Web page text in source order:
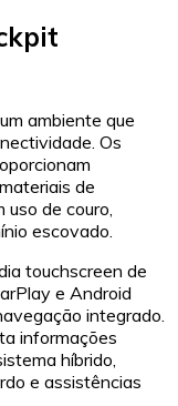
ambiente que
Os
de
uso de couro,
escovado.
touchscreen de
e Android
integrado.
informações
híbrido,
e assistências